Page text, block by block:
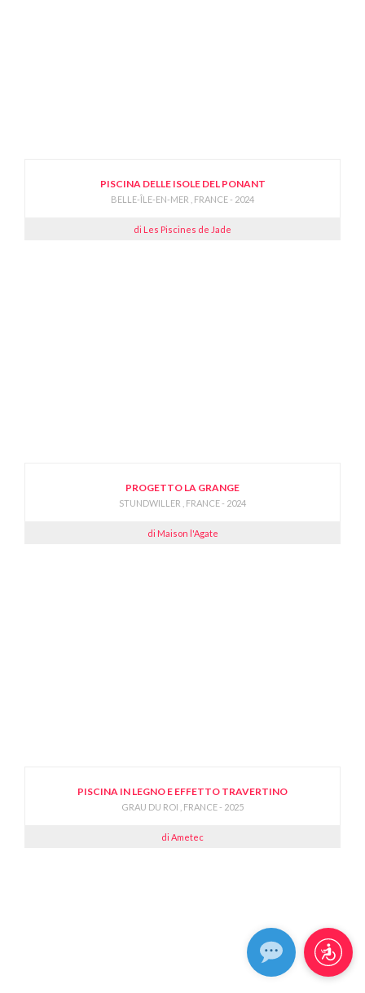
PISCINA DELLE ISOLE DEL PONANT
BELLE-ÎLE-EN-MER , FRANCE - 2024
di Les Piscines de Jade
PROGETTO LA GRANGE
STUNDWILLER , FRANCE - 2024
di Maison l'Agate
PISCINA IN LEGNO E EFFETTO TRAVERTINO
GRAU DU ROI , FRANCE - 2025
di Ametec